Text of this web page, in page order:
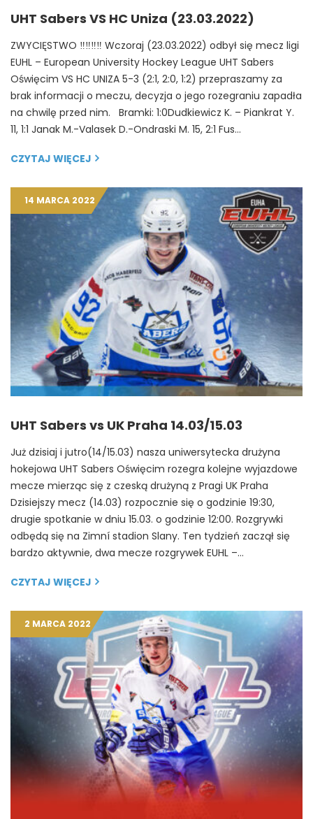
UHT Sabers VS HC Uniza (23.03.2022)
ZWYCIĘSTWO ‼️‼️‼️‼️ Wczoraj (23.03.2022) odbył się mecz ligi
EUHL – European University Hockey League UHT Sabers
Oświęcim VS HC UNIZA 5-3 (2:1, 2:0, 1:2) przepraszamy za
brak informacji o meczu, decyzja o jego rozegraniu zapadła
na chwilę przed nim. Bramki: 1:0Dudkiewicz K. – Piankrat Y.
11, 1:1 Janak M.-Valasek D.-Ondraski M. 15, 2:1 Fus…
CZYTAJ WIĘCEJ
14 MARCA 2022
UHT Sabers vs UK Praha 14.03/15.03
Już dzisiaj i jutro(14/15.03) nasza uniwersytecka drużyna
hokejowa UHT Sabers Oświęcim rozegra kolejne wyjazdowe
mecze mierząc się z czeską drużyną z Pragi UK Praha
Dzisiejszy mecz (14.03) rozpocznie się o godzinie 19:30,
drugie spotkanie w dniu 15.03. o godzinie 12:00. Rozgrywki
odbędą się na Zimní stadion Slany. Ten tydzień zaczął się
bardzo aktywnie, dwa mecze rozgrywek EUHL –…
CZYTAJ WIĘCEJ
2 MARCA 2022